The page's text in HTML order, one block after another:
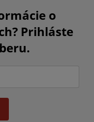
o
Prihláste